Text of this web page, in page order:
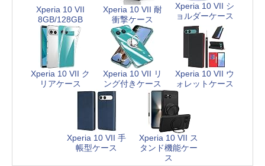
Xperia 10 VII
8GB/128GB
Xperia 10 VII 耐
衝撃ケース
Xperia 10 VII シ
ョルダーケース
Xperia 10 VII ク
リアケース
Xperia 10 VII リ
ング付きケース
Xperia 10 VII ウ
ォレットケース
Xperia 10 VII 手
帳型ケース
Xperia 10 VII ス
タンド機能ケー
ス